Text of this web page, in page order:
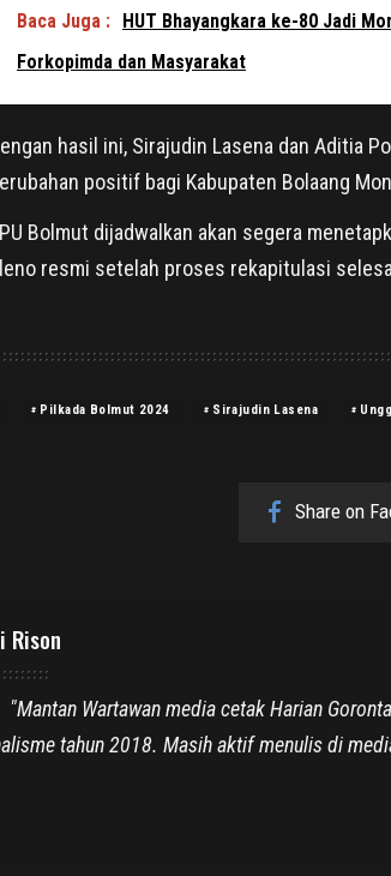
Baca Juga : HUT Bhayangkara ke-80 Jadi
Forkopimda dan Masyarakat
hasil ini, Sirajudin Lasena dan Aditia
positif bagi Kabupaten Bolaang
Bolmut dijadwalkan akan segera
resmi setelah proses rekapitulasi
Pilkada Bolmut 2024 Sirajudin Lasena
Share on
Rison
"Mantan Wartawan media cetak Harian
tahun 2018. Masih aktif menulis di